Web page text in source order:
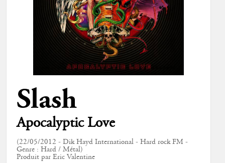
Slash
Apocalyptic Love
(22/05/2012 - Dik Hayd International - Hard rock FM -
Genre : Hard / Métal)
Produit par Eric Valentine